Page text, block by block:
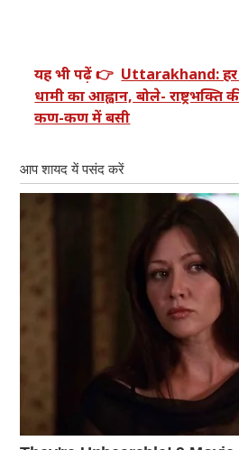
यह भी पढ़ें 👉 Uttarakhand: हर
धामी का आह्वान, बोले-
कण-कण में बसी